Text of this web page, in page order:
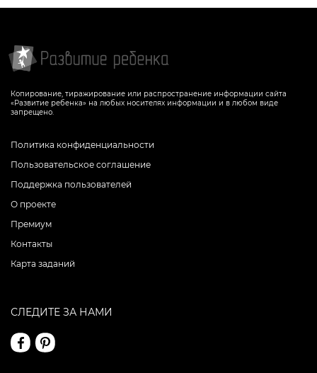
Копирование, тиражирование или распространение информации сайта
«Развитие ребенка» на любых носителях информации и в любом виде
запрещено.
Политика конфиденциальности
Пользовательское соглашение
Поддержка пользователей
О проекте
Премиум
Контакты
Карта заданий
СЛЕДИТЕ ЗА НАМИ